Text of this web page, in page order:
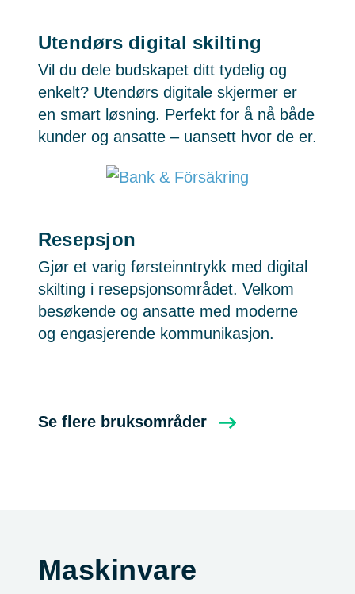
Utendørs digital skilting
Vil du dele budskapet ditt tydelig og
enkelt? Utendørs digitale skjermer er
en smart løsning. Perfekt for å nå både
kunder og ansatte – uansett hvor de er.
Resepsjon
Gjør et varig førsteinntrykk med digital
skilting i resepsjonsområdet. Velkom
besøkende og ansatte med moderne
og engasjerende kommunikasjon.
Se flere bruksområder
Maskinvare